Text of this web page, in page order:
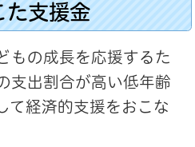
た支援金
もの成長を応援するた
支出割合が高い低年齢
て経済的支援をおこな